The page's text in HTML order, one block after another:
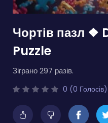
Чортів пазл ❖
Puzzle
Зіграно 297 разів.
0 (0 Голосів)